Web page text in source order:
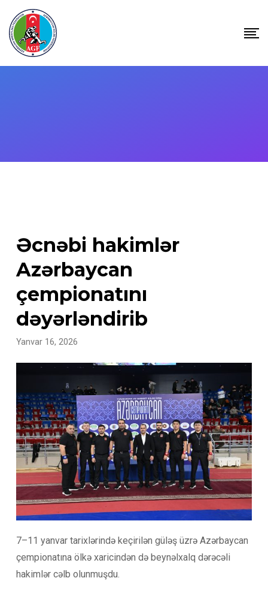
content
Əcnəbi hakimlər
Azərbaycan
çempionatını
dəyərləndirib
Yanvar 16, 2026
7–11 yanvar tarixlərində keçirilən güləş üzrə Azərbaycan
çempionatına ölkə xaricindən də beynəlxalq dərəcəli
hakimlər cəlb olunmuşdu.